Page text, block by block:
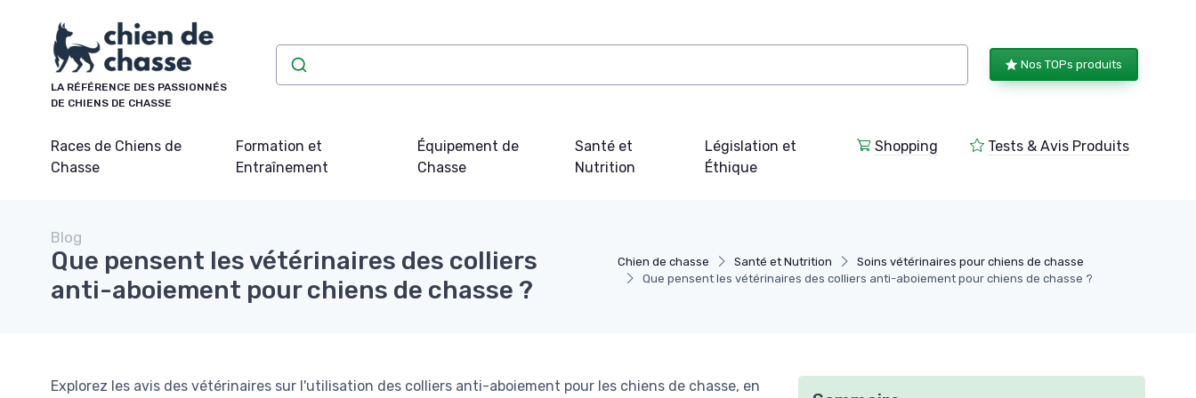
LA RÉFÉRENCE DES PASSIONNÉS
DE CHIENS DE CHASSE
Nos TOPs produits
Races de Chiens de
Chasse
Formation et
Entraînement
Équipement de
Chasse
Santé et
Nutrition
Législation et
Éthique
Shopping Tests & Avis Produits
Chien de chasse Santé et Nutrition
Soins vétérinaires pour chiens de chasse
Que pensent les vétérinaires des colliers anti-aboiement pour chiens de chasse ?
Blog
Que pensent les vétérinaires des colliers
anti-aboiement pour chiens de chasse ?
Explorez les avis des vétérinaires sur l'utilisation des colliers anti-aboiement pour les chiens de chasse, en